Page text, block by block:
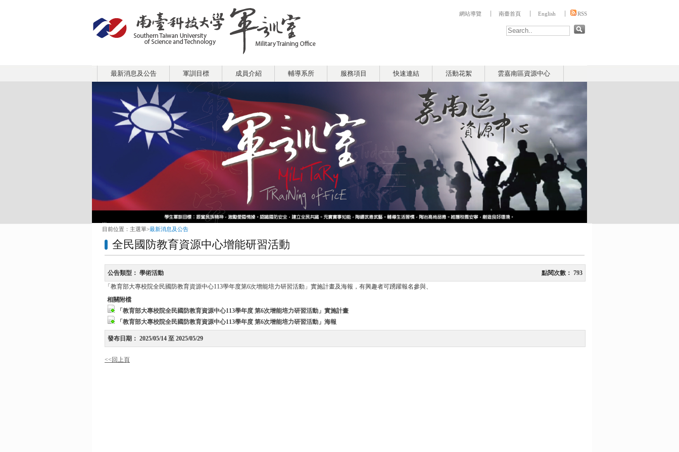
網站導覽 南臺首頁 English RSS
最新消息及公告 軍訓目標 成員介紹 輔導系所 服務項目 快速連結 活動花絮 雲嘉南區資源中心
:::
目前位置： 主選單>最新消息及公告
全民國防教育資源中心增能研習活動
公告類型： 學術活動 點閱次數： 793
「教育部大專校院全民國防教育資源中心113學年度第6次增能培力研習活動」實施計畫及海報，有興趣者可踴躍報名參與、
相關附檔
「教育部大專校院全民國防教育資源中心113學年度 第6次增能培力研習活動」實施計畫
「教育部大專校院全民國防教育資源中心113學年度 第6次增能培力研習活動」海報
發布日期： 2025/05/14 至 2025/05/29
<<回上頁